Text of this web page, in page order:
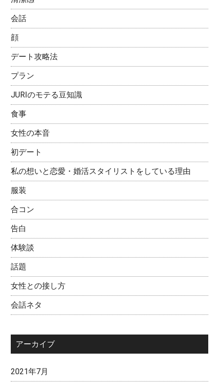
会話
顔
デート攻略法
プラン
JURIのモテる豆知識
食事
女性の本音
初デート
私の想いと恋愛・婚活スタイリストをしている理由
服装
合コン
告白
体験談
話題
女性との接し方
会話ネタ
アーカイブ
2021年7月